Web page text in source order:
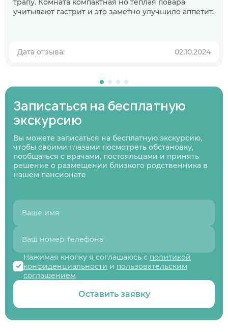
трапу. Комната компактная но тёплая повара
учитывают гастрит и это заметно улучшило аппетит.
Дата отзыва: 02.10.2024
Записаться на бесплатную
экскурсию
Вы можете записаться на бесплатную экскурсию,
чтобы своими глазами посмотреть обстановку,
пообщаться с врачами, постояльцами и принять
решение о размещении близкого родственника в
нашем пансионате
Нажимая кнопку я соглашаюсь с политикой
конфиденциальности и пользовательским
соглашением
Оставить заявку
Когда планируете размещение в
Узнаю информацию на будущее
Следующий вопрос
конфиденциальностии пользовательским
соглашением
Нажимая кнопку я соглашаюсь
соглашением
Перезвоните мне
конфиденциальностии пользовательским
соглашением
конфиденциальностии пользовательским
соглашением